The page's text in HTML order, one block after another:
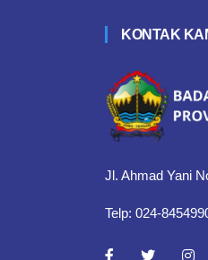
KONTAK
Jl. Ahmad Yani
Telp: 024-